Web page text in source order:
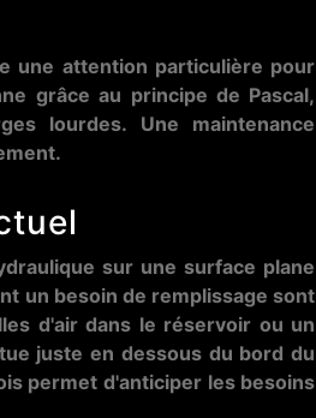
une attention particulière pour
grâce au principe de Pascal,
lourdes. Une maintenance
sur une surface plane
un besoin de remplissage sont
d'air dans le réservoir ou un
juste en dessous du bord du
permet d'anticiper les besoins